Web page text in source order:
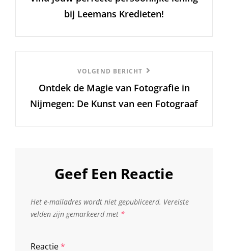
bij Leemans Kredieten!
Bericht
VOLGEND BERICHT
Ontdek de Magie van Fotografie in
Nijmegen: De Kunst van een Fotograaf
Geef Een Reactie
Het e-mailadres wordt niet gepubliceerd. Vereiste
velden zijn gemarkeerd met *
Reactie*